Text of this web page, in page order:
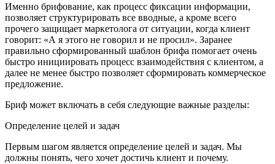
Именно брифование, как процесс фиксации информации,
позволяет структурировать все вводные, а кроме всего
прочего защищает маркетолога от ситуации, когда клиент
говорит: «А я этого не говорил и не просил». Заранее
правильно сформированный шаблон брифа помогает очень
быстро инициировать процесс взаимодействия с клиентом, а
далее не менее быстро позволяет сформировать коммерческое
предложение.
Бриф может включать в себя следующие важные разделы:
Определение целей и задач
Первым шагом является определение целей и задач. Мы
должны понять, чего хочет достичь клиент и почему.